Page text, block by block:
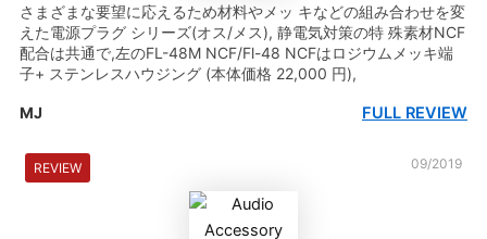
さまざまな要望に応えるため材料やメッ キなどの組み合わせを変
えた電源プラグ シリーズ(オス/メス), 静電気対策の特 殊素材NCF
配合は共通で,左のFL-48M NCF/Fl-48 NCFはロジウムメッキ端
子+ ステンレスハウジング (本体価格 22,000 円),
MJ FULL REVIEW
REVIEW 09/2019